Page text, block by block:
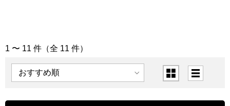
「飲料」の商品一覧
1 〜 11 件（全 11 件）
表示順 表示切替